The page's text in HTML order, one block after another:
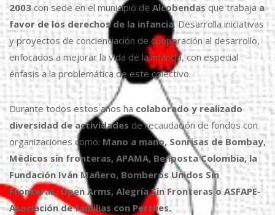
2003con sede en el municipio de Alcobendasque trabajaa
favor de los derechos de la infancia. Desarrolla iniciativas
y proyectos de concienciación de cooperación al desarrollo,
enfocados a mejorar la vida de la infancia, con especial
énfasis a la problemática de este colectivo.
Durante todos estos años ha colaborado y realizado
diversidad de actividades de recaudación de fondos con
organizaciones como: Mano a mano, Sonrisas de Bombay,
Médicos sin fronteras, APAMA, Benposta Colombia, la
Fundación Iván Mañero, Bomberos Unidos Sin
Fronteras, Open Arms, Alegría Sin Fronteras o ASFAPE-
Asociación de familias con Perthes.